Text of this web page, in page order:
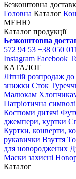
Безкоштовна
Головна Каталог
МЕНЮ
Каталог продукції
Безкоштовна
572 94 53 +38 050
Instagram Facebook
КАТАЛОГ
Літній розпродаж
знижки Сток
Малюкам
Патріотична
Костюми дитячі
джемпери, куртки
Куртки, конверти,
рукавички Взуття
для новороджених
Маски захисні
Каталог